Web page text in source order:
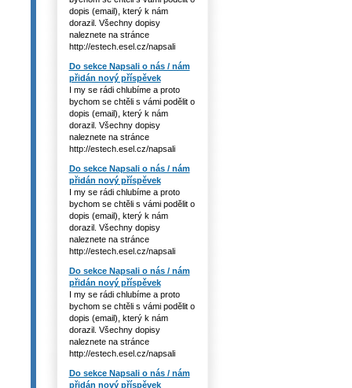
dopis (email), který k nám
dorazil. Všechny dopisy
naleznete na stránce
http://estech.esel.cz/napsali
Do sekce Napsali o nás / nám
přidán nový příspěvek
I my se rádi chlubíme a proto
bychom se chtěli s vámi podělit o
dopis (email), který k nám
dorazil. Všechny dopisy
naleznete na stránce
http://estech.esel.cz/napsali
Do sekce Napsali o nás / nám
přidán nový příspěvek
I my se rádi chlubíme a proto
bychom se chtěli s vámi podělit o
dopis (email), který k nám
dorazil. Všechny dopisy
naleznete na stránce
http://estech.esel.cz/napsali
Do sekce Napsali o nás / nám
přidán nový příspěvek
I my se rádi chlubíme a proto
bychom se chtěli s vámi podělit o
dopis (email), který k nám
dorazil. Všechny dopisy
naleznete na stránce
http://estech.esel.cz/napsali
Do sekce Napsali o nás / nám
přidán nový příspěvek